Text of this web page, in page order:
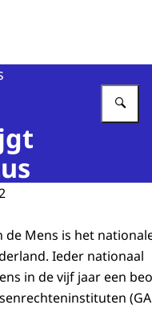
de Mens is het
Ieder nationaal
in de vijf jaar een